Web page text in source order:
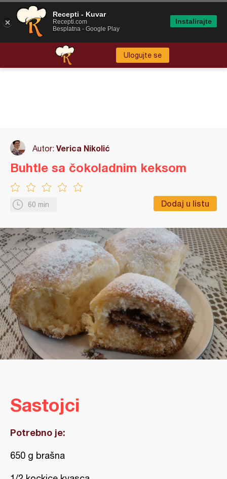
Ulogujte se
Autor: Verica Nikolić
60 min Dodaj u listu
Buhtle sa čokoladnim keksom
Sastojci
Potrebno je:
650 g brašna
Recepti - Kuvar
Recepti.com
Besplatna - Google Play
Instalirajte